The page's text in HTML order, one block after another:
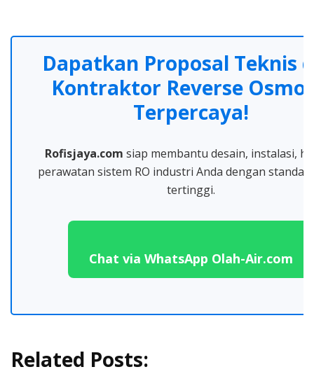
Dapatkan Proposal Teknis
Kontraktor Reverse
Terpercaya!
Rofisjaya.com siap membantu desain, instalasi,
perawatan sistem RO industri Anda dengan standar
tertinggi.
Chat via WhatsApp Olah-Air.com
Related Posts: